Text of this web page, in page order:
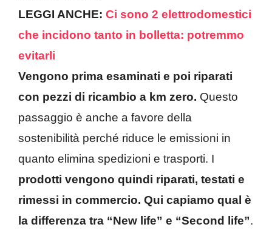
LEGGI ANCHE: Ci sono 2 elettrodomestici
che incidono tanto in bolletta: potremmo
evitarli
Vengono prima esaminati e poi riparati
con pezzi di ricambio a km zero. Questo
passaggio è anche a favore della
sostenibilità perché riduce le emissioni in
quanto elimina spedizioni e trasporti. I
prodotti vengono quindi riparati, testati e
rimessi in commercio. Qui capiamo qual è
la differenza tra “New life” e “Second life”.